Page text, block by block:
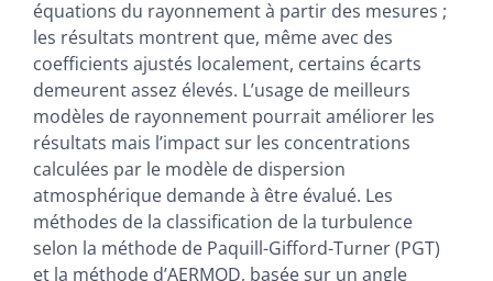
équations du rayonnement à partir des mesures ;
les résultats montrent que, même avec des
coefficients ajustés localement, certains écarts
demeurent assez élevés. L’usage de meilleurs
modèles de rayonnement pourrait améliorer les
résultats mais l’impact sur les concentrations
calculées par le modèle de dispersion
atmosphérique demande à être évalué. Les
méthodes de la classification de la turbulence
selon la méthode de Paquill-Gifford-Turner (PGT)
et la méthode d’AERMOD, basée sur un angle